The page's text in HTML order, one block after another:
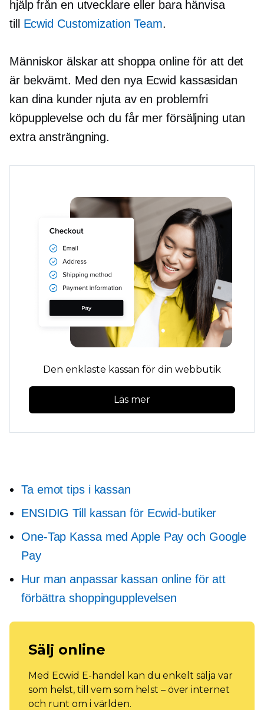
hjälp från en utvecklare eller bara hänvisa
till Ecwid Customization Team.
Människor älskar att shoppa online för att det
är bekvämt. Med den nya Ecwid kassasidan
kan dina kunder njuta av en problemfri
köpupplevelse och du får mer försäljning utan
extra ansträngning.
Den enklaste kassan för din webbutik
Läs mer
Ta emot tips i kassan
ENSIDIG Till kassan för Ecwid-butiker
One-Tap Kassa med Apple Pay och Google
Pay
Hur man anpassar kassan online för att
förbättra shoppingupplevelsen
Sälj online
Med Ecwid E-handel kan du enkelt sälja var
som helst, till vem som helst – över internet
och runt om i världen.